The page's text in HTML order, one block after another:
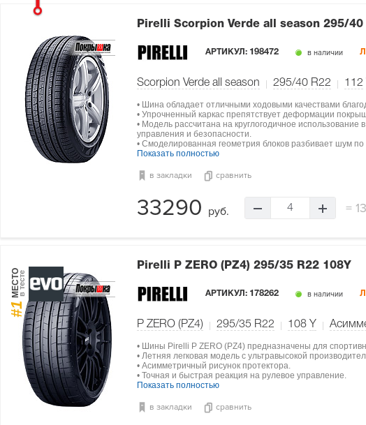
Pirelli Scorpion Verde all season 295/40
АРТИКУЛ: 198472 в наличии
Scorpion Verde all season 295/40 R22 112
• Шина обладает отличными ходовыми качествами
• Упрочненный каркас препятствует деформации
• Модель рассчитана на круглогодичное
управления и безопасности.
• Смоделированная геометрия блоков разбивает шум
Показать полностью
в закладки сравнить
33290 руб. 4 =
#1
МЕСТОв тесте
Pirelli P ZERO (PZ4) 295/35 R22 108Y
АРТИКУЛ: 178262 в наличии
P ZERO (PZ4) 295/35 R22 108 Y
• Шины Pirelli P ZERO (PZ4) предназначены для
• Летняя легковая модель с ультравысокой
• Асимметричный рисунок протектора.
• Точная и быстрая реакция на рулевое управление.
Показать полностью
в закладки сравнить